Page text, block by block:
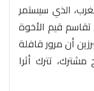
الذي سيستمر
في تقاسم قيم الأخوة
أن مرور قافلة
تترك أثرا